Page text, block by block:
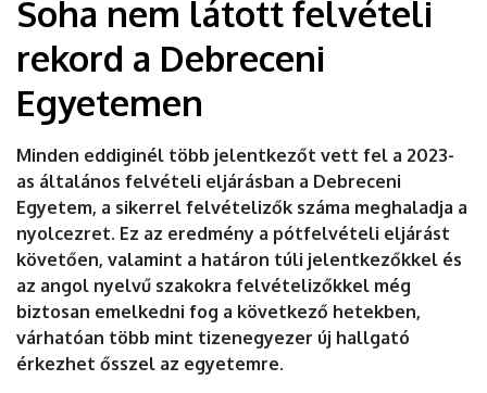
Egyetemen
DEBRECENI
EGYETEM
Soha nem látott felvételi
rekord a Debreceni
Egyetemen
Minden eddiginél több jelentkezőt vett fel a 2023-
as általános felvételi eljárásban a Debreceni
Egyetem, a sikerrel felvételizők száma meghaladja a
nyolcezret. Ez az eredmény a pótfelvételi eljárást
követően, valamint a határon túli jelentkezőkkel és
az angol nyelvű szakokra felvételizőkkel még
biztosan emelkedni fog a következő hetekben,
várhatóan több mint tizenegyezer új hallgató
érkezhet ősszel az egyetemre.